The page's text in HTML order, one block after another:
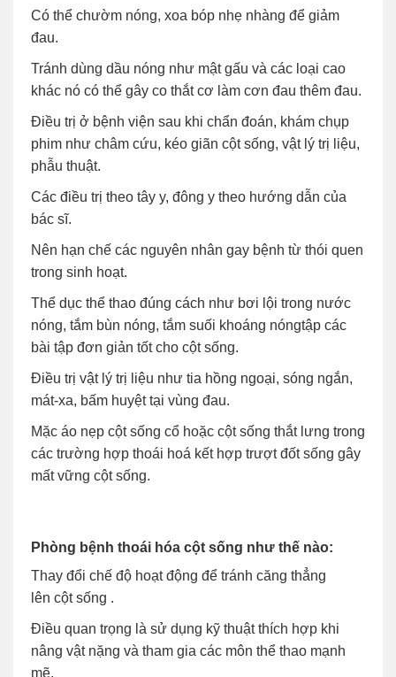
Có thể chườm nóng, xoa bóp nhẹ nhàng để giảm
đau.
Tránh dùng dầu nóng như mật gấu và các loại cao
khác nó có thể gây co thắt cơ làm cơn đau thêm đau.
Điều trị ở bệnh viện sau khi chẩn đoán, khám chụp
phim như châm cứu, kéo giãn cột sống, vật lý trị liệu,
phẫu thuật.
Các điều trị theo tây y, đông y theo hướng dẫn của
bác sĩ.
Nên hạn chế các nguyên nhân gay bệnh từ thói quen
trong sinh hoạt.
Thể dục thể thao đúng cách như bơi lội trong nước
nóng, tắm bùn nóng, tắm suối khoáng nóngtập các
bài tập đơn giản tốt cho cột sống.
Điều trị vật lý trị liệu như tia hồng ngoại, sóng ngắn,
mát-xa, bấm huyệt tại vùng đau.
Mặc áo nẹp cột sống cổ hoặc cột sống thắt lưng trong
các trường hợp thoái hoá kết hợp trượt đốt sống gây
mất vững cột sống.
Phòng bệnh thoái hóa cột sống như thế nào:
Thay đổi chế độ hoạt động để tránh căng thẳng
lên cột sống .
Điều quan trọng là sử dụng kỹ thuật thích hợp khi
nâng vật nặng và tham gia các môn thể thao mạnh
mẽ.